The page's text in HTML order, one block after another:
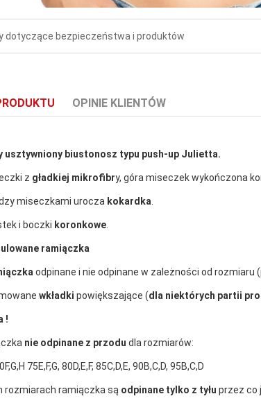
dotyczące bezpieczeństwa i produktów
OPINIE KLIENTÓW
usztywniony biustonosz typu push-up Julietta.
z gładkiej mikrofibry, góra miseczek wykończona
miseczkami urocza kokardka
i boczki koronkowe
ramiączka
odpinane i nie odpinane w zależności od rozmiaru
wkładki powiększające (dla niektórych partii
!
nie odpinane z przodu dla rozmiarów:
75E,F,G, 80D,E,F, 85C,D,E, 90B,C,D, 95B,C,D
rozmiarach ramiączka są odpinane tylko z tyłu przez co